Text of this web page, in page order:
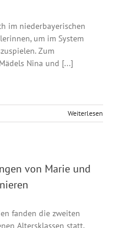
im niederbayerischen
um im System
Zum
Nina und [...]
Weiterlesen
von Marie und
fanden die zweiten
Altersklassen statt.